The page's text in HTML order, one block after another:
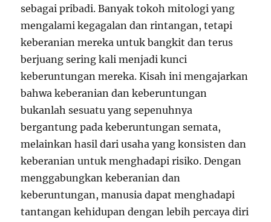
sebagai pribadi. Banyak tokoh mitologi yang
mengalami kegagalan dan rintangan, tetapi
keberanian mereka untuk bangkit dan terus
berjuang sering kali menjadi kunci
keberuntungan mereka. Kisah ini mengajarkan
bahwa keberanian dan keberuntungan
bukanlah sesuatu yang sepenuhnya
bergantung pada keberuntungan semata,
melainkan hasil dari usaha yang konsisten dan
keberanian untuk menghadapi risiko. Dengan
menggabungkan keberanian dan
keberuntungan, manusia dapat menghadapi
tantangan kehidupan dengan lebih percaya diri